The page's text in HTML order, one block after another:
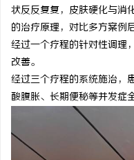
状反反复复，皮肤硬化与消
的治疗原理，对比多方案例
经过一个疗程的针对性调理
改善。
经过三个疗程的系统施治，
酸腹胀、长期便秘等并发症